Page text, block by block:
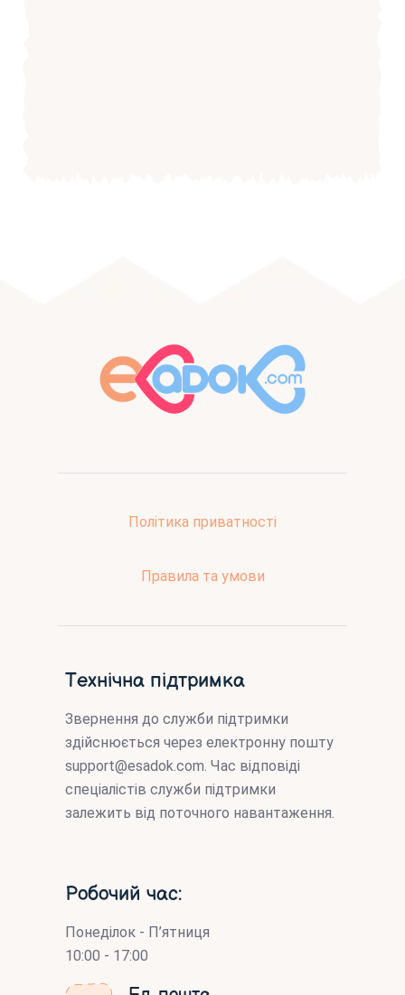
Політика приватності
Правила та умови
Технічна підтримка
Звернення до служби підтримки
здійснюється через електронну пошту
support@esadok.com. Час відповіді
спеціалістів служби підтримки
залежить від поточного навантаження.
Робочий час:
Понеділок - П’ятниця
10:00 - 17:00